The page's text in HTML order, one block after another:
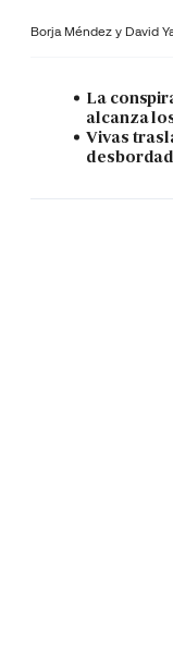
Borja Méndez y David
La
alcanza
Vivas